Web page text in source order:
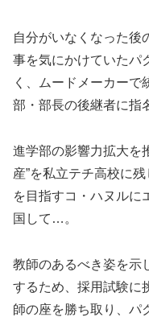
自分がいなくなった後
事を気にかけていたパ
く、ムードメーカーで
部・部長の後継者に指
進学部の影響力拡大を
産”を私立テチ高校に
を目指すコ・ハヌルに
国して…。
教師のあるべき姿を示
するため、採用試験に
師の座を勝ち取り、パ